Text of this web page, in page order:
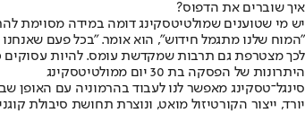
איך שוברים את הדפוס?
יש מי שטוענים שמולטיטסקינג דומה במידה מסוימת
"המוח שלנו מתגמל חידוש", הוא אומר. "בכל פעם
לכך מצטרפת גם תרבות שמקדשת עומס. להיות עסוקים
היתרונות של הפסקה בת 30 יום ממולטיטסקינג
סינגל־טסקינג מאפשר לנו לעבוד בהרמוניה עם האופן
יורד, ייצור הקורטיזול מואט, ונוצרת תחושת סיבולת